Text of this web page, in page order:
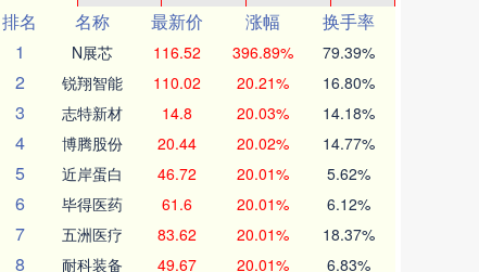
排名
名称 最新价 涨幅
换手率
1
N展芯 116.52 396.89% 79.39%
2 锐翔智能 110.02 20.21% 16.80%
3 志特新材 14.8 20.03% 14.18%
4 博腾股份 20.44 20.02% 14.77%
5 近岸蛋白 46.72 20.01% 5.62%
6 毕得医药 61.6 20.01% 6.12%
7 五洲医疗 83.62 20.01% 18.37%
8 耐科装备 49.67 20.01% 6.83%